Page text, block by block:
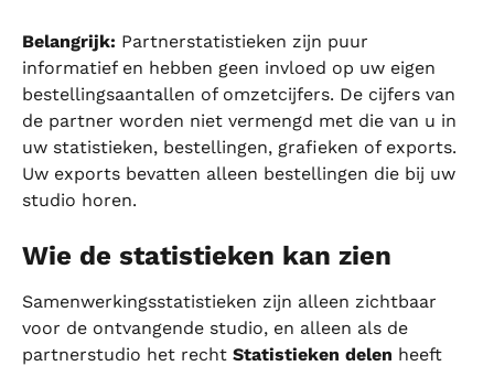
Belangrijk: Partnerstatistieken zijn puur
informatief en hebben geen invloed op uw eigen
bestellingsaantallen of omzetcijfers. De cijfers van
de partner worden niet vermengd met die van u in
uw statistieken, bestellingen, grafieken of exports.
Uw exports bevatten alleen bestellingen die bij uw
studio horen.
Wie de statistieken kan zien
Samenwerkingsstatistieken zijn alleen zichtbaar
voor de ontvangende studio, en alleen als de
partnerstudio het recht Statistieken delen heeft